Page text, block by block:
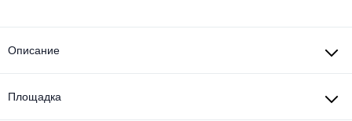
Описание
Площадка